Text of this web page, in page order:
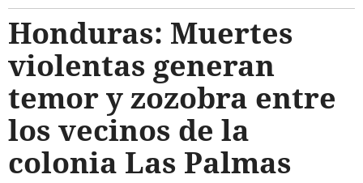
Honduras: Muertes
violentas generan
temor y zozobra entre
los vecinos de la
colonia Las Palmas